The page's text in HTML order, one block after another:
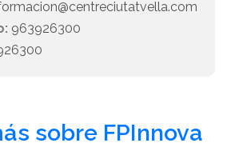
963926300
sobre FPInnova